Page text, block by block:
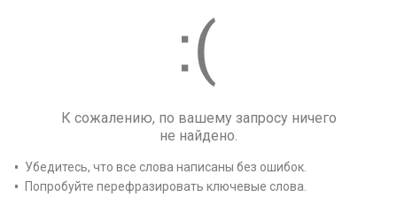
К сожалению, по вашему запросу ничего
не найдено.
Убедитесь, что все слова написаны без ошибок.
Попробуйте перефразировать ключевые слова.